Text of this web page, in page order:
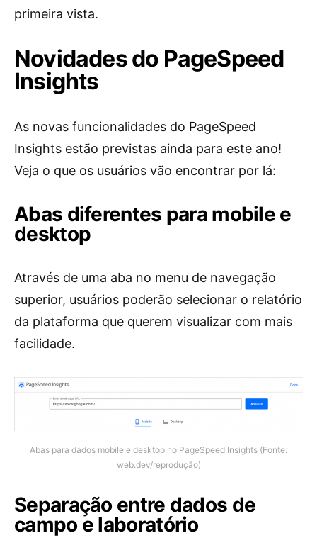
primeira vista.
Novidades do PageSpeed
Insights
As novas funcionalidades do PageSpeed
Insights estão previstas ainda para este ano!
Veja o que os usuários vão encontrar por lá:
Abas diferentes para mobile e
desktop
Através de uma aba no menu de navegação
superior, usuários poderão selecionar o relatório
da plataforma que querem visualizar com mais
facilidade.
Abas para dados mobile e desktop no PageSpeed Insights (Fonte:
web.dev/reprodução)
Separação entre dados de
campo e laboratório